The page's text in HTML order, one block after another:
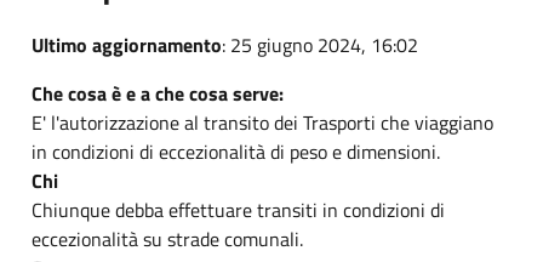
Ultimo aggiornamento: 25 giugno 2024, 16:02
Che cosa è e a che cosa serve:
E' l'autorizzazione al transito dei Trasporti che viaggiano
in condizioni di eccezionalità di peso e dimensioni.
Chi
Chiunque debba effettuare transiti in condizioni di
eccezionalità su strade comunali.